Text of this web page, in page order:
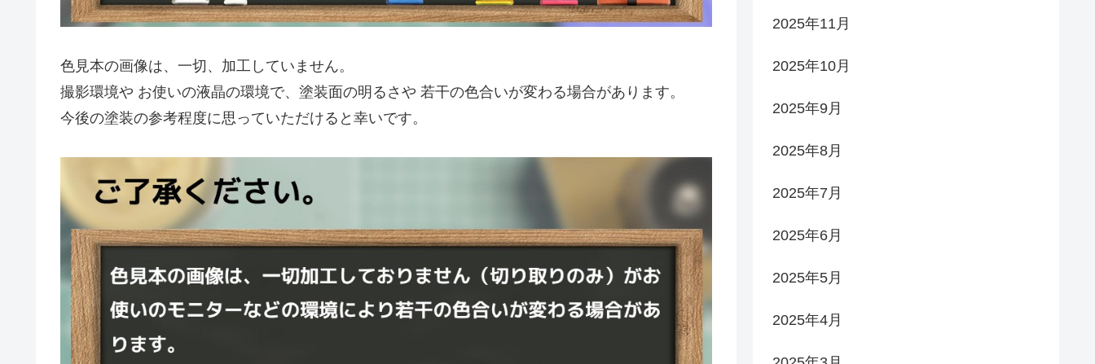
色見本の画像は、一切、加工していません。
撮影環境や お使いの液晶の環境で、塗装面の明るさや 若干の色合いが変わる場合があります。
今後の塗装の参考程度に思っていただけると幸いです。
2025年11月
2025年10月
2025年9月
2025年8月
2025年7月
2025年6月
2025年5月
2025年4月